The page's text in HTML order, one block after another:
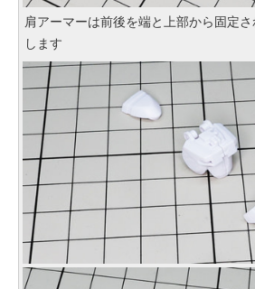
肩アーマーは前後を端と上部から固定
します